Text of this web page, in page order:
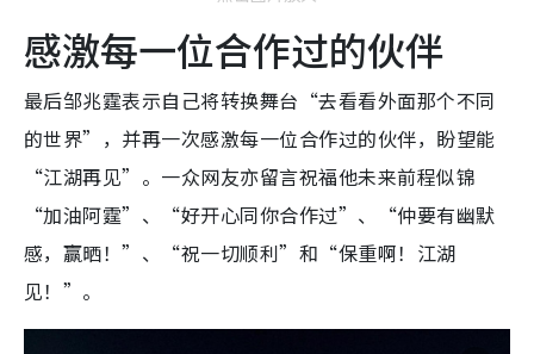
感激每一位合作过的伙伴
最后邹兆霆表示自己将转换舞台“去看看外面那个不同
的世界”，并再一次感激每一位合作过的伙伴，盼望能
“江湖再见”。一众网友亦留言祝福他未来前程似锦
“加油阿霆”、“好开心同你合作过”、“仲要有幽默
感，赢晒！”、“祝一切顺利”和“保重啊！江湖
见！”。